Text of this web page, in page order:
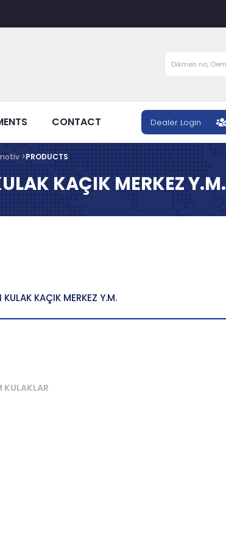
CONTACT Dealer Login
>PRODUCTS
KAÇIK MERKEZ Y.M.
KAÇIK MERKEZ Y.M.
KULAKLAR